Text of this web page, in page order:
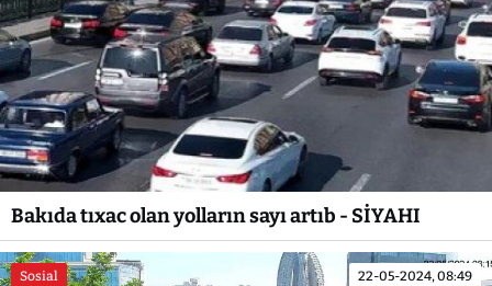
Bakıda tıxac olan yolların sayı artıb - SİYAHI
Sosial 22-05-2024, 08:49